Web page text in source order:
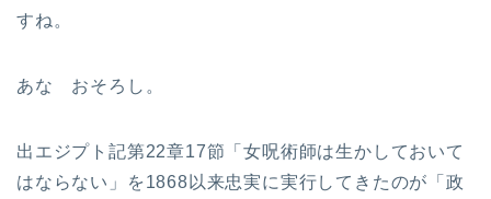
すね。
あな おそろし。
出エジプト記第22章17節「女呪術師は生かしておいて
はならない」を1868以来忠実に実行してきたのが「政
プロフィール